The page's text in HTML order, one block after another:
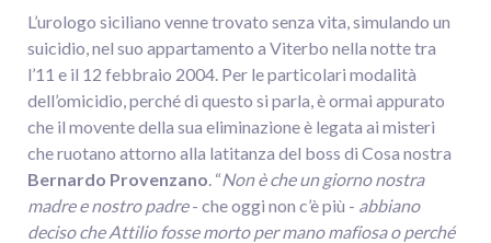
L’urologo siciliano venne trovato senza vita, simulando un
suicidio, nel suo appartamento a Viterbo nella notte tra
l’11 e il 12 febbraio 2004. Per le particolari modalità
dell’omicidio, perché di questo si parla, è ormai appurato
che il movente della sua eliminazione è legata ai misteri
che ruotano attorno alla latitanza del boss di Cosa nostra
Bernardo Provenzano . “Non è che un giorno nostra
madre e nostro padre- che oggi non c’è più - abbiano
deciso che Attilio fosse morto per mano mafiosa o perché